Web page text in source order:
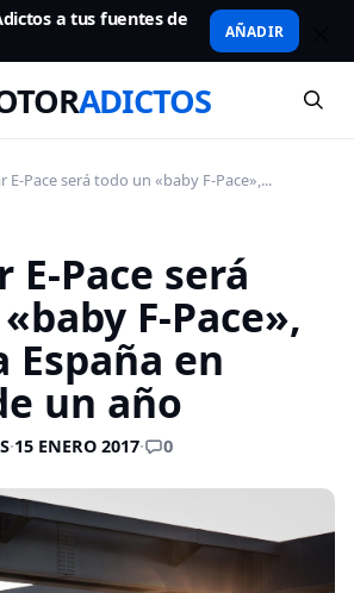
a tus fuentes de
AÑADIR
ADICTOS
E-Pace será todo un «baby F-Pace»,...
E-Pace será
F-Pace»,
España en
un año
·15 ENERO 2017· 0